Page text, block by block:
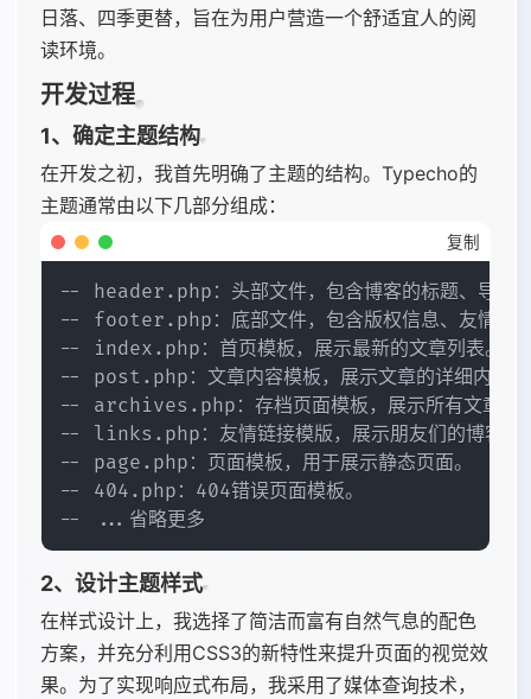
日落、四季更替，旨在为用户营造一个舒适宜人的阅
读环境。
开发过程
1、确定主题结构
在开发之初，我首先明确了主题的结构。Typecho的
主题通常由以下几部分组成：
复制
-- header.php：头部文件，包含博客的标题、导航
-- footer.php：底部文件，包含版权信息、友情链
-- index.php：首页模板，展示最新的文章列表。
-- post.php：文章内容模板，展示文章的详细内容。
-- archives.php：存档页面模板，展示所有文章的
-- links.php：友情链接模版，展示朋友们的博客列
-- page.php：页面模板，用于展示静态页面。
-- 404.php：404错误页面模板。
-- ...省略更多
2、设计主题样式
在样式设计上，我选择了简洁而富有自然气息的配色
方案，并充分利用CSS3的新特性来提升页面的视觉效
果。为了实现响应式布局，我采用了媒体查询技术，